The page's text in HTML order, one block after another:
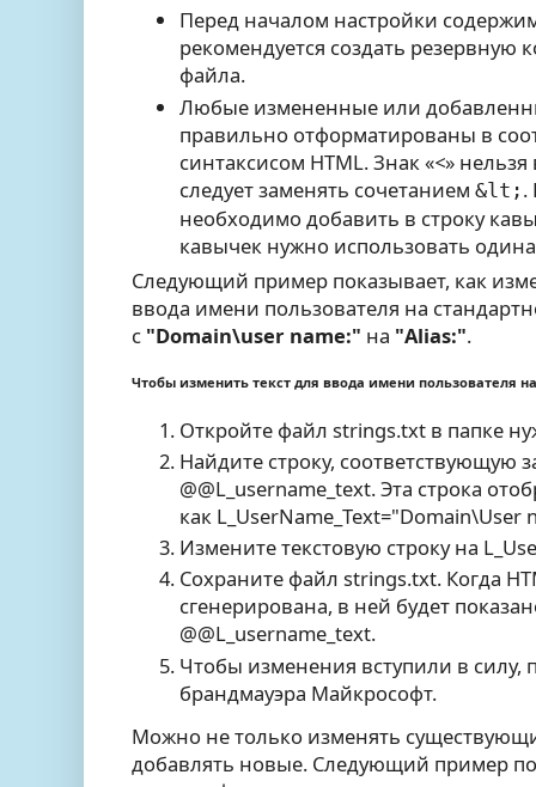
Перед началом настройки
рекомендуется создать
файла.
Любые измененные или
правильно отформатированы в
синтаксисом HTML. Знак «<» нельзя
следует заменять сочетанием &lt; .
необходимо добавить в строку
кавычек нужно использовать
Следующий пример показывает, как
ввода имени пользователя на
с "Domain\user name:" на "Alias:".
Чтобы изменить текст для ввода имени пользователя
Откройте файл strings.txt в папке
Найдите строку, соответствующую
@@L_username_text. Эта строка
как L_UserName_Text="Domain\User
Измените текстовую строку на
Сохраните файл strings.txt. Когда
сгенерирована, в ней будет
@@L_username_text.
Чтобы изменения вступили в силу,
брандмауэра Майкрософт.
Можно не только изменять
добавлять новые. Следующий пример